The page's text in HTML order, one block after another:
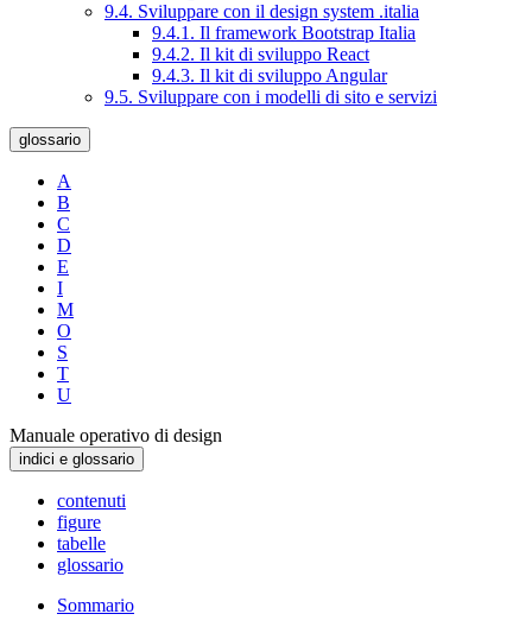
9.4. Sviluppare con il design system .italia
9.4.1. Il framework Bootstrap Italia
9.4.2. Il kit di sviluppo React
9.4.3. Il kit di sviluppo Angular
9.5. Sviluppare con i modelli di sito e servizi
glossario
A
B
C
D
E
I
M
O
S
T
U
Manuale operativo di design
indici e glossario
contenuti
figure
tabelle
glossario
Sommario